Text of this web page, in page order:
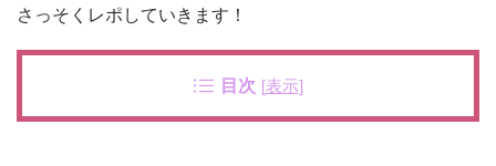
さっそくレポしていきます！
目次 [表示]